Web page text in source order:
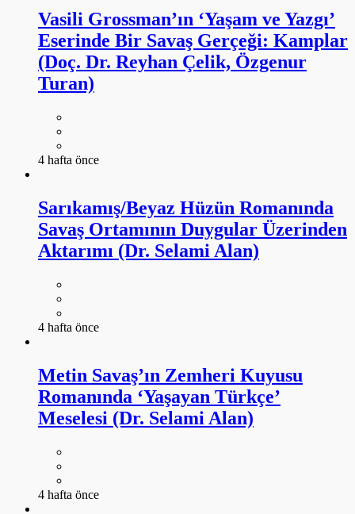
Vasili Grossman’ın ‘Yaşam ve Yazgı’
Eserinde Bir Savaş Gerçeği: Kamplar
(Doç. Dr. Reyhan Çelik, Özgenur
Turan)
4 hafta önce
Sarıkamış/Beyaz Hüzün Romanında
Savaş Ortamının Duygular Üzerinden
Aktarımı (Dr. Selami Alan)
4 hafta önce
Metin Savaş’ın Zemheri Kuyusu
Romanında ‘Yaşayan Türkçe’
Meselesi (Dr. Selami Alan)
4 hafta önce